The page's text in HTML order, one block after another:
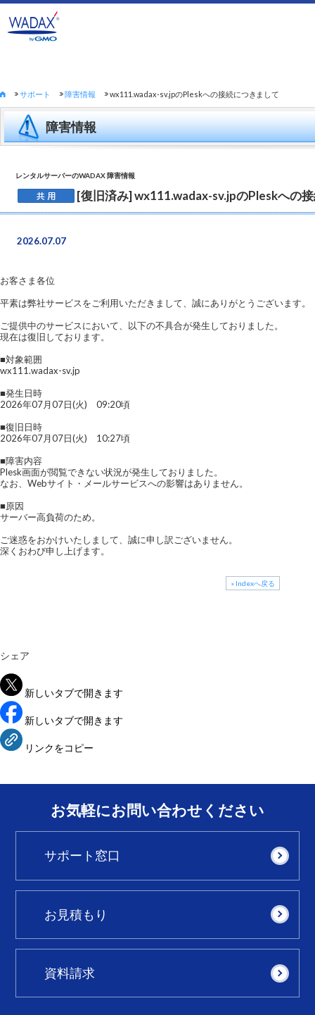
サポート 障害情報 wx111.wadax-sv.jpのPleskへの接続につきまして
障害情報
レンタルサーバーのWADAX 障害情報
[復旧済み] wx111.wadax-sv.jpのPleskへの
2026.07.07
お客さま各位
平素は弊社サービスをご利用いただきまして、誠にありがとうございます。
ご提供中のサービスにおいて、以下の不具合が発生しておりました。
現在は復旧しております。
■対象範囲
wx111.wadax-sv.jp
■発生日時
2026年07月07日(火) 09:20頃
■復旧日時
2026年07月07日(火) 10:27頃
■障害内容
Plesk画面が閲覧できない状況が発生しておりました。
なお、Webサイト・メールサービスへの影響はありません。
■原因
サーバー高負荷のため。
ご迷惑をおかけいたしまして、誠に申し訳ございません。
深くおわび申し上げます。
» Indexへ戻る
シェア
新しいタブで開きます
新しいタブで開きます
リンクをコピー
お気軽にお問い合わせください
サポート窓口
お見積もり
資料請求